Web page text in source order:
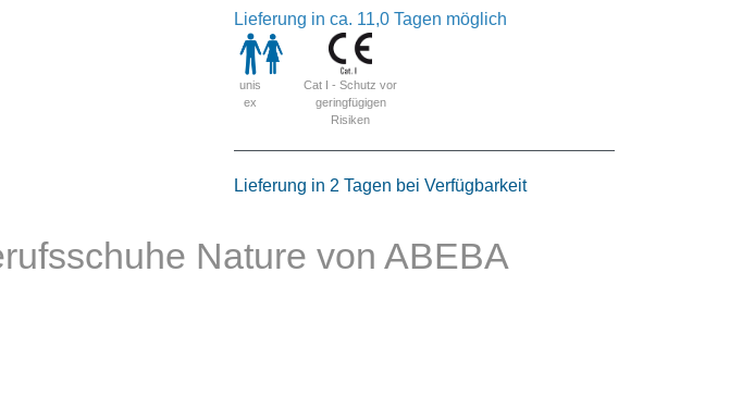
Lieferung in ca. 11,0 Tagen möglich
unis
ex
Cat I - Schutz vor
geringfügigen
Risiken
Lieferung in 2 Tagen bei Verfügbarkeit
Nature von ABEBA